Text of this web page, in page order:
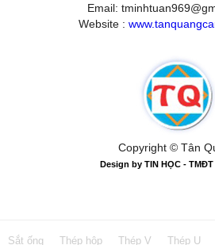
Email:
Website :
Copyright © Tân
Design by TIN HỌC - TMĐT
Sắt ống Thép hộp Thép V Thép U